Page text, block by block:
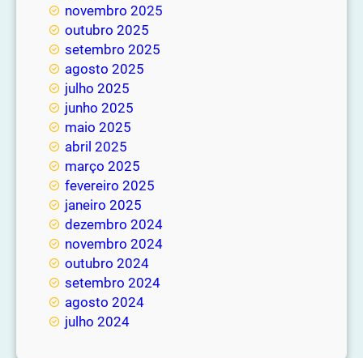
novembro 2025
outubro 2025
setembro 2025
agosto 2025
julho 2025
junho 2025
maio 2025
abril 2025
março 2025
fevereiro 2025
janeiro 2025
dezembro 2024
novembro 2024
outubro 2024
setembro 2024
agosto 2024
julho 2024